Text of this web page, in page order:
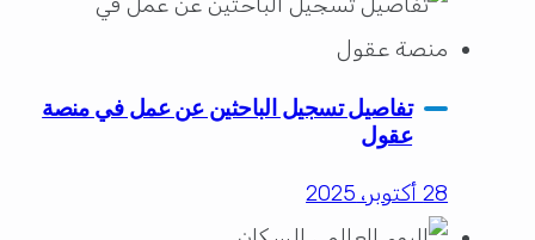
تفاصيل تسجيل الباحثين عن عمل في منصة
عقول
28 أكتوبر، 2025